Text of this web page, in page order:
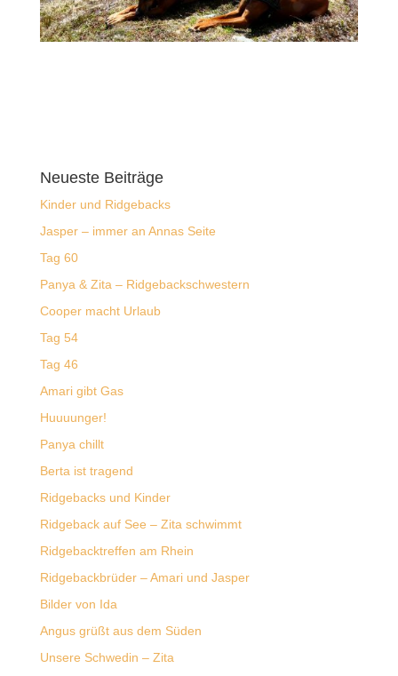
Neueste Beiträge
Kinder und Ridgebacks
Jasper – immer an Annas Seite
Tag 60
Panya & Zita – Ridgebackschwestern
Cooper macht Urlaub
Tag 54
Tag 46
Amari gibt Gas
Huuuunger!
Panya chillt
Berta ist tragend
Ridgebacks und Kinder
Ridgeback auf See – Zita schwimmt
Ridgebacktreffen am Rhein
Ridgebackbrüder – Amari und Jasper
Bilder von Ida
Angus grüßt aus dem Süden
Unsere Schwedin – Zita